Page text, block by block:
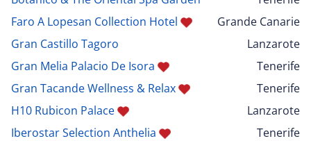
Faro A Lopesan Collection Hotel
Grande Canarie
Gran Castillo Tagoro
Lanzarote
Gran Melia Palacio De Isora
Tenerife
Gran Tacande Wellness & Relax
Tenerife
H10 Rubicon Palace
Lanzarote
Iberostar Selection Anthelia
Tenerife